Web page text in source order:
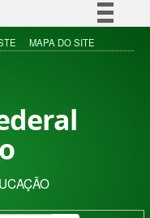
Simplifique!
à informação
MAPA DO SITE